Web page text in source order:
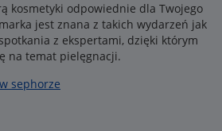
kosmetyki odpowiednie dla Twojego
jest znana z takich wydarzeń jak
z ekspertami, dzięki którym
na temat pielęgnacji.
sephorze